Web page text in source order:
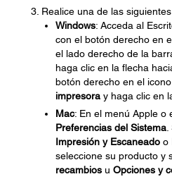
Realice una de las
Windows: Acceda al
con el botón derecho en
el lado derecho de la
haga clic en la flecha
botón derecho en el icono
impresora y haga clic en
Mac: En el menú Apple o
Preferencias del Sistema
Impresión y Escaneado o
seleccione su producto y
recambios u Opciones y